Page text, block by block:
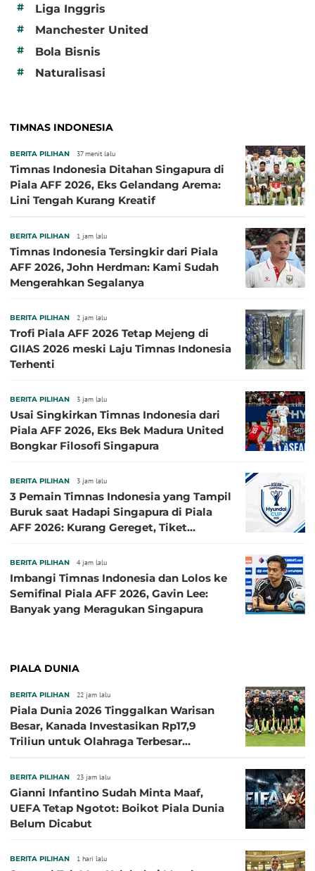
# Liga Inggris
# Manchester United
# Bola Bisnis
# Naturalisasi
TIMNAS INDONESIA
BERITA PILIHAN 37 menit lalu
Timnas Indonesia Ditahan Singapura di
Piala AFF 2026, Eks Gelandang Arema:
Lini Tengah Kurang Kreatif
BERITA PILIHAN 1 jam lalu
Timnas Indonesia Tersingkir dari Piala
AFF 2026, John Herdman: Kami Sudah
Mengerahkan Segalanya
BERITA PILIHAN 2 jam lalu
Trofi Piala AFF 2026 Tetap Mejeng di
GIIAS 2026 meski Laju Timnas Indonesia
Terhenti
BERITA PILIHAN 3 jam lalu
Usai Singkirkan Timnas Indonesia dari
Piala AFF 2026, Eks Bek Madura United
Bongkar Filosofi Singapura
BERITA PILIHAN 3 jam lalu
3 Pemain Timnas Indonesia yang Tampil
Buruk saat Hadapi Singapura di Piala
AFF 2026: Kurang Gereget, Tiket
BERITA PILIHAN 4 jam lalu
Imbangi Timnas Indonesia dan Lolos ke
Semifinal Piala AFF 2026, Gavin Lee:
Banyak yang Meragukan Singapura
PIALA DUNIA
BERITA PILIHAN 22 jam lalu
Piala Dunia 2026 Tinggalkan Warisan
Besar, Kanada Investasikan Rp17,9
Triliun untuk Olahraga Terbesar
BERITA PILIHAN 23 jam lalu
Gianni Infantino Sudah Minta Maaf,
UEFA Tetap Ngotot: Boikot Piala Dunia
Belum Dicabut
BERITA PILIHAN 1 hari lalu